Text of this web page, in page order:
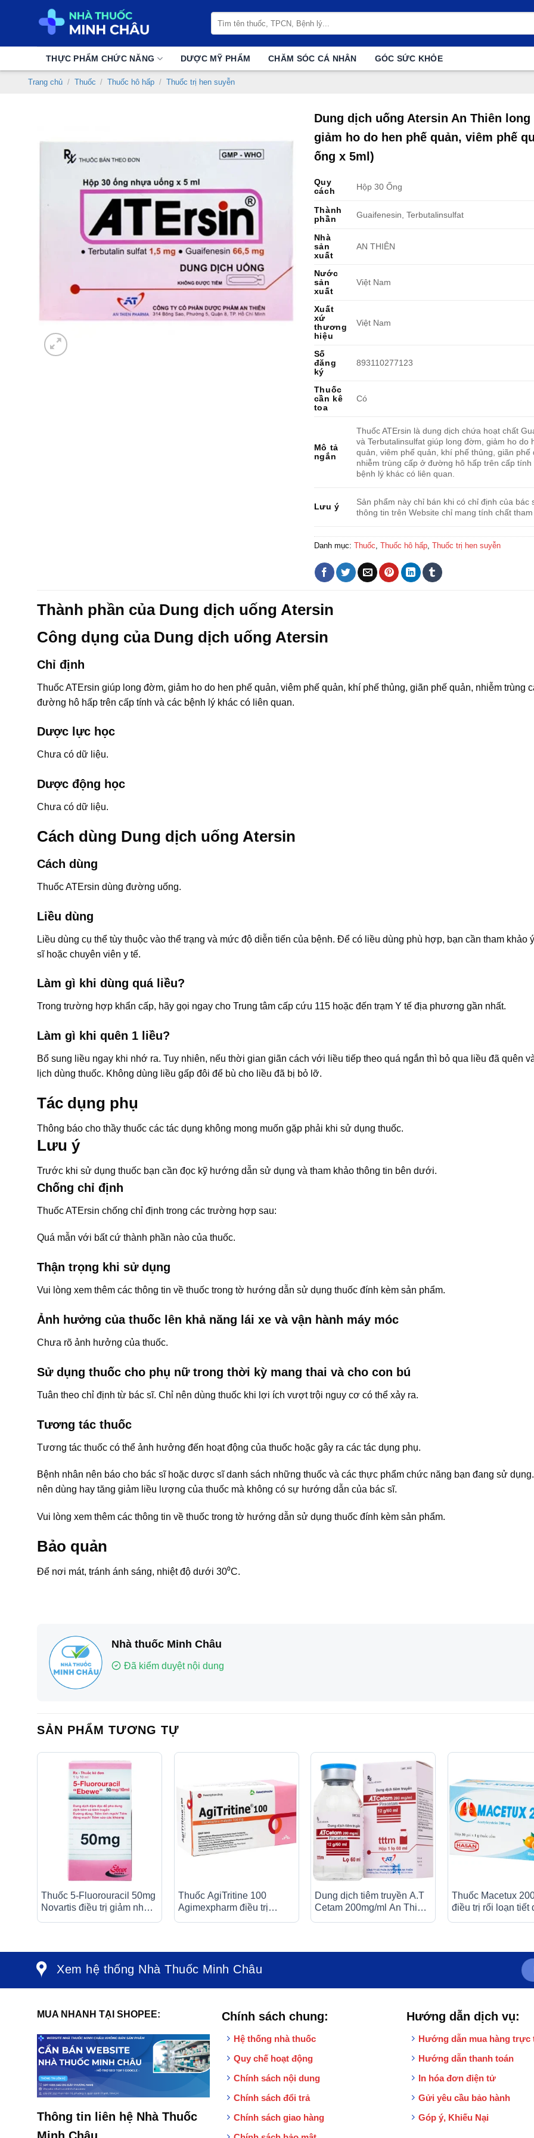
kiếm:
THỰC PHẨM CHỨC NĂNG DƯỢC MỸ PHẨM CHĂM SÓC CÁ NHÂN GÓC SỨC KHỎE
Trang chủ / Thuốc / Thuốc hô hấp / Thuốc trị hen suyễn
Dung dịch uống Atersin An Thiên long
giảm ho do hen phế quản, viêm phế
ống x 5ml)
Quy
cách
Hộp 30 Ống
Thành
phần
Guaifenesin, Terbutalinsulfat
Nhà
sản
xuất
AN THIÊN
Nước
sản
xuất
Việt Nam
Xuất
xứ
thương
hiệu
Việt Nam
Số
đăng
ký
893110277123
Thuốc
cần kê
toa
Có
Mô tả
ngắn
Thuốc ATErsin là dung dịch chứa hoạt chất
và Terbutalinsulfat giúp long đờm, giảm ho do
quản, viêm phế quản, khí phế thủng, giãn phế
nhiễm trùng cấp ở đường hô hấp trên cấp tính
bệnh lý khác có liên quan.
Lưu ý
Sản phẩm này chỉ bán khi có chỉ định của bác
thông tin trên Website chỉ mang tính chất tham
Danh mục: Thuốc, Thuốc hô hấp, Thuốc trị hen suyễn
Thành phần của Dung dịch uống Atersin
Công dụng của Dung dịch uống Atersin
Chỉ định
Thuốc ATErsin giúp long đờm, giảm ho do hen phế quản, viêm phế quản, khí phế thủng, giãn phế quản, nhiễm trùng
đường hô hấp trên cấp tính và các bệnh lý khác có liên quan.
Dược lực học
Chưa có dữ liệu.
Dược động học
Chưa có dữ liệu.
Cách dùng Dung dịch uống Atersin
Cách dùng
Thuốc ATErsin dùng đường uống.
Liều dùng
Liều dùng cụ thể tùy thuộc vào thể trạng và mức độ diễn tiến của bệnh. Để có liều dùng phù hợp, bạn cần tham khảo
sĩ hoặc chuyên viên y tế.
Làm gì khi dùng quá liều?
Trong trường hợp khẩn cấp, hãy gọi ngay cho Trung tâm cấp cứu 115 hoặc đến trạm Y tế địa phương gần nhất.
Làm gì khi quên 1 liều?
Bổ sung liều ngay khi nhớ ra. Tuy nhiên, nếu thời gian giãn cách với liều tiếp theo quá ngắn thì bỏ qua liều đã quên
lịch dùng thuốc. Không dùng liều gấp đôi để bù cho liều đã bị bỏ lỡ.
Tác dụng phụ
Thông báo cho thầy thuốc các tác dụng không mong muốn gặp phải khi sử dụng thuốc.
Lưu ý
Trước khi sử dụng thuốc bạn cần đọc kỹ hướng dẫn sử dụng và tham khảo thông tin bên dưới.
Chống chỉ định
Thuốc ATErsin chống chỉ định trong các trường hợp sau:
Quá mẫn với bất cứ thành phần nào của thuốc.
Thận trọng khi sử dụng
Vui lòng xem thêm các thông tin về thuốc trong tờ hướng dẫn sử dụng thuốc đính kèm sản phẩm.
Ảnh hưởng của thuốc lên khả năng lái xe và vận hành máy móc
Chưa rõ ảnh hưởng của thuốc.
Sử dụng thuốc cho phụ nữ trong thời kỳ mang thai và cho con bú
Tuân theo chỉ định từ bác sĩ. Chỉ nên dùng thuốc khi lợi ích vượt trội nguy cơ có thể xảy ra.
Tương tác thuốc
Tương tác thuốc có thể ảnh hưởng đến hoạt động của thuốc hoặc gây ra các tác dụng phụ.
Bệnh nhân nên báo cho bác sĩ hoặc dược sĩ danh sách những thuốc và các thực phẩm chức năng bạn đang sử
nên dùng hay tăng giảm liều lượng của thuốc mà không có sự hướng dẫn của bác sĩ.
Vui lòng xem thêm các thông tin về thuốc trong tờ hướng dẫn sử dụng thuốc đính kèm sản phẩm.
Bảo quản
Để nơi mát, tránh ánh sáng, nhiệt độ dưới 30⁰C.
Nhà thuốc Minh Châu
Đã kiểm duyệt nội dung
SẢN PHẨM TƯƠNG TỰ
Thuốc 5-Fluorouracil 50mg
Novartis điều trị giảm nhẹ
Thuốc AgiTritine 100
Agimexpharm điều trị
Dung dịch tiêm truyền A.T
Cetam 200mg/ml An Thiên
Thuốc Macetux
điều trị rối loạn tiết
Xem hệ thống Nhà Thuốc Minh Châu
MUA NHANH TẠI SHOPEE:
Thông tin liên hệ Nhà Thuốc
Minh Châu
Chính sách chung:
Hệ thống nhà thuốc
Quy chế hoạt động
Chính sách nội dung
Chính sách đổi trả
Chính sách giao hàng
Hướng dẫn dịch vụ:
Hướng dẫn mua hàng trực
Hướng dẫn thanh toán
In hóa đơn điện tử
Gửi yêu cầu bảo hành
Góp ý, Khiếu Nại